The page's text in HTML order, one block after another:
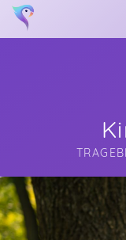
Soon you will